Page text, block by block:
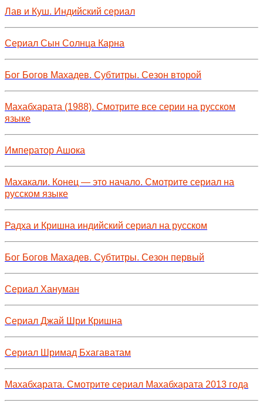
Лав и Куш. Индийский сериал
Сериал Сын Солнца Карна
Бог Богов Махадев. Субтитры. Сезон второй
Махабхарата (1988). Смотрите все серии на русском
языке
Император Ашока
Махакали. Конец — это начало. Смотрите сериал на
русском языке
Радха и Кришна индийский сериал на русском
Бог Богов Махадев. Субтитры. Сезон первый
Сериал Хануман
Сериал Джай Шри Кришна
Сериал Шримад Бхагаватам
Махабхарата. Смотрите сериал Махабхарата 2013 года